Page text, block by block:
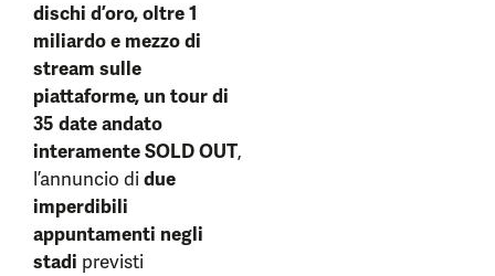
dischi d’oro, oltre 1
miliardo e mezzo di
stream sulle
piattaforme, un tour di
35 date andato
interamente SOLD OUT,
l’annuncio didue
imperdibili
appuntamenti negli
stadi previsti